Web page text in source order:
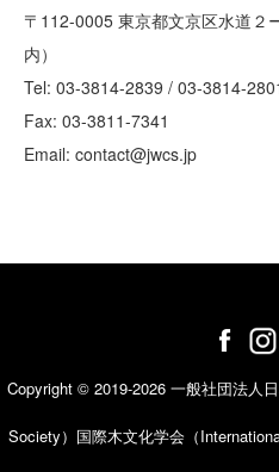
〒112-0005 東京都文京区水道２
内）
Tel: 03-3814-2839 / 03-3814-
Fax: 03-3811-7341
Email: contact@jwcs.jp
Copyright © 2019-2026 一般社団法人
Society）国際木文化学会（